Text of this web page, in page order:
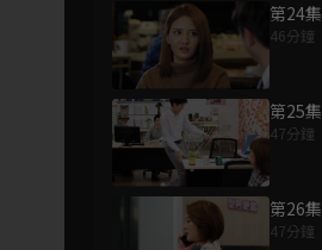
第24集
46分鐘
第25集
47分鐘
第26集
47分鐘